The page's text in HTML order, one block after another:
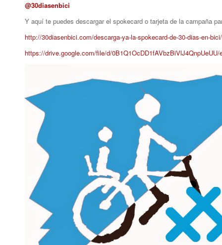
@30diasenbici
Y aquí te puedes descargar el spokecard o tarjeta de la campaña
http://30diasenbici.com/descarga-ya-la-spokecard-de-30-dias-en-bici/
https://drive.google.com/file/d/0B1Q1OcDD1fAVbzBiVlJ4QnpUeUU/